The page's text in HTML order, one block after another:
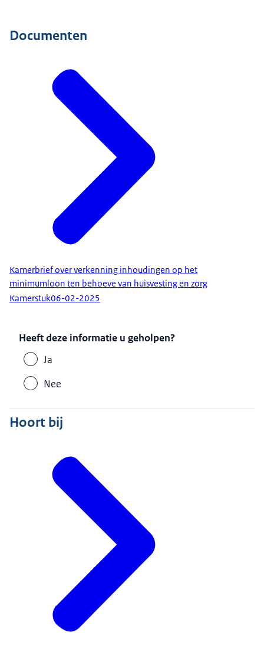
Documenten
Kamerbrief over verkenning inhoudingen op het
minimumloon ten behoeve van huisvesting en zorg
Kamerstuk06-02-2025
Heeft deze informatie u geholpen?
Ja
Nee
Hoort bij